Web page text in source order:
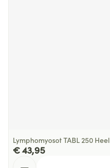
Lymphomyosot TABL 250 Heel
€ 43,95